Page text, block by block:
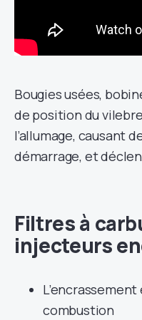
Bougies usées,
de position du
l’allumage, causant
démarrage, et
Filtres à
injecteurs
combustion